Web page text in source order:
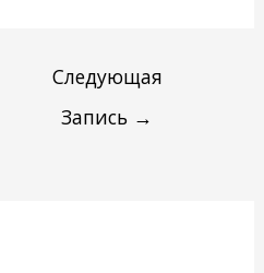
Следующая
Запись →